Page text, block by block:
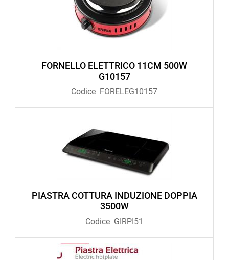
FORNELLO ELETTRICO 11CM 500W
G10157
Codice FORELEG10157
PIASTRA COTTURA INDUZIONE DOPPIA
3500W
Codice GIRPI51